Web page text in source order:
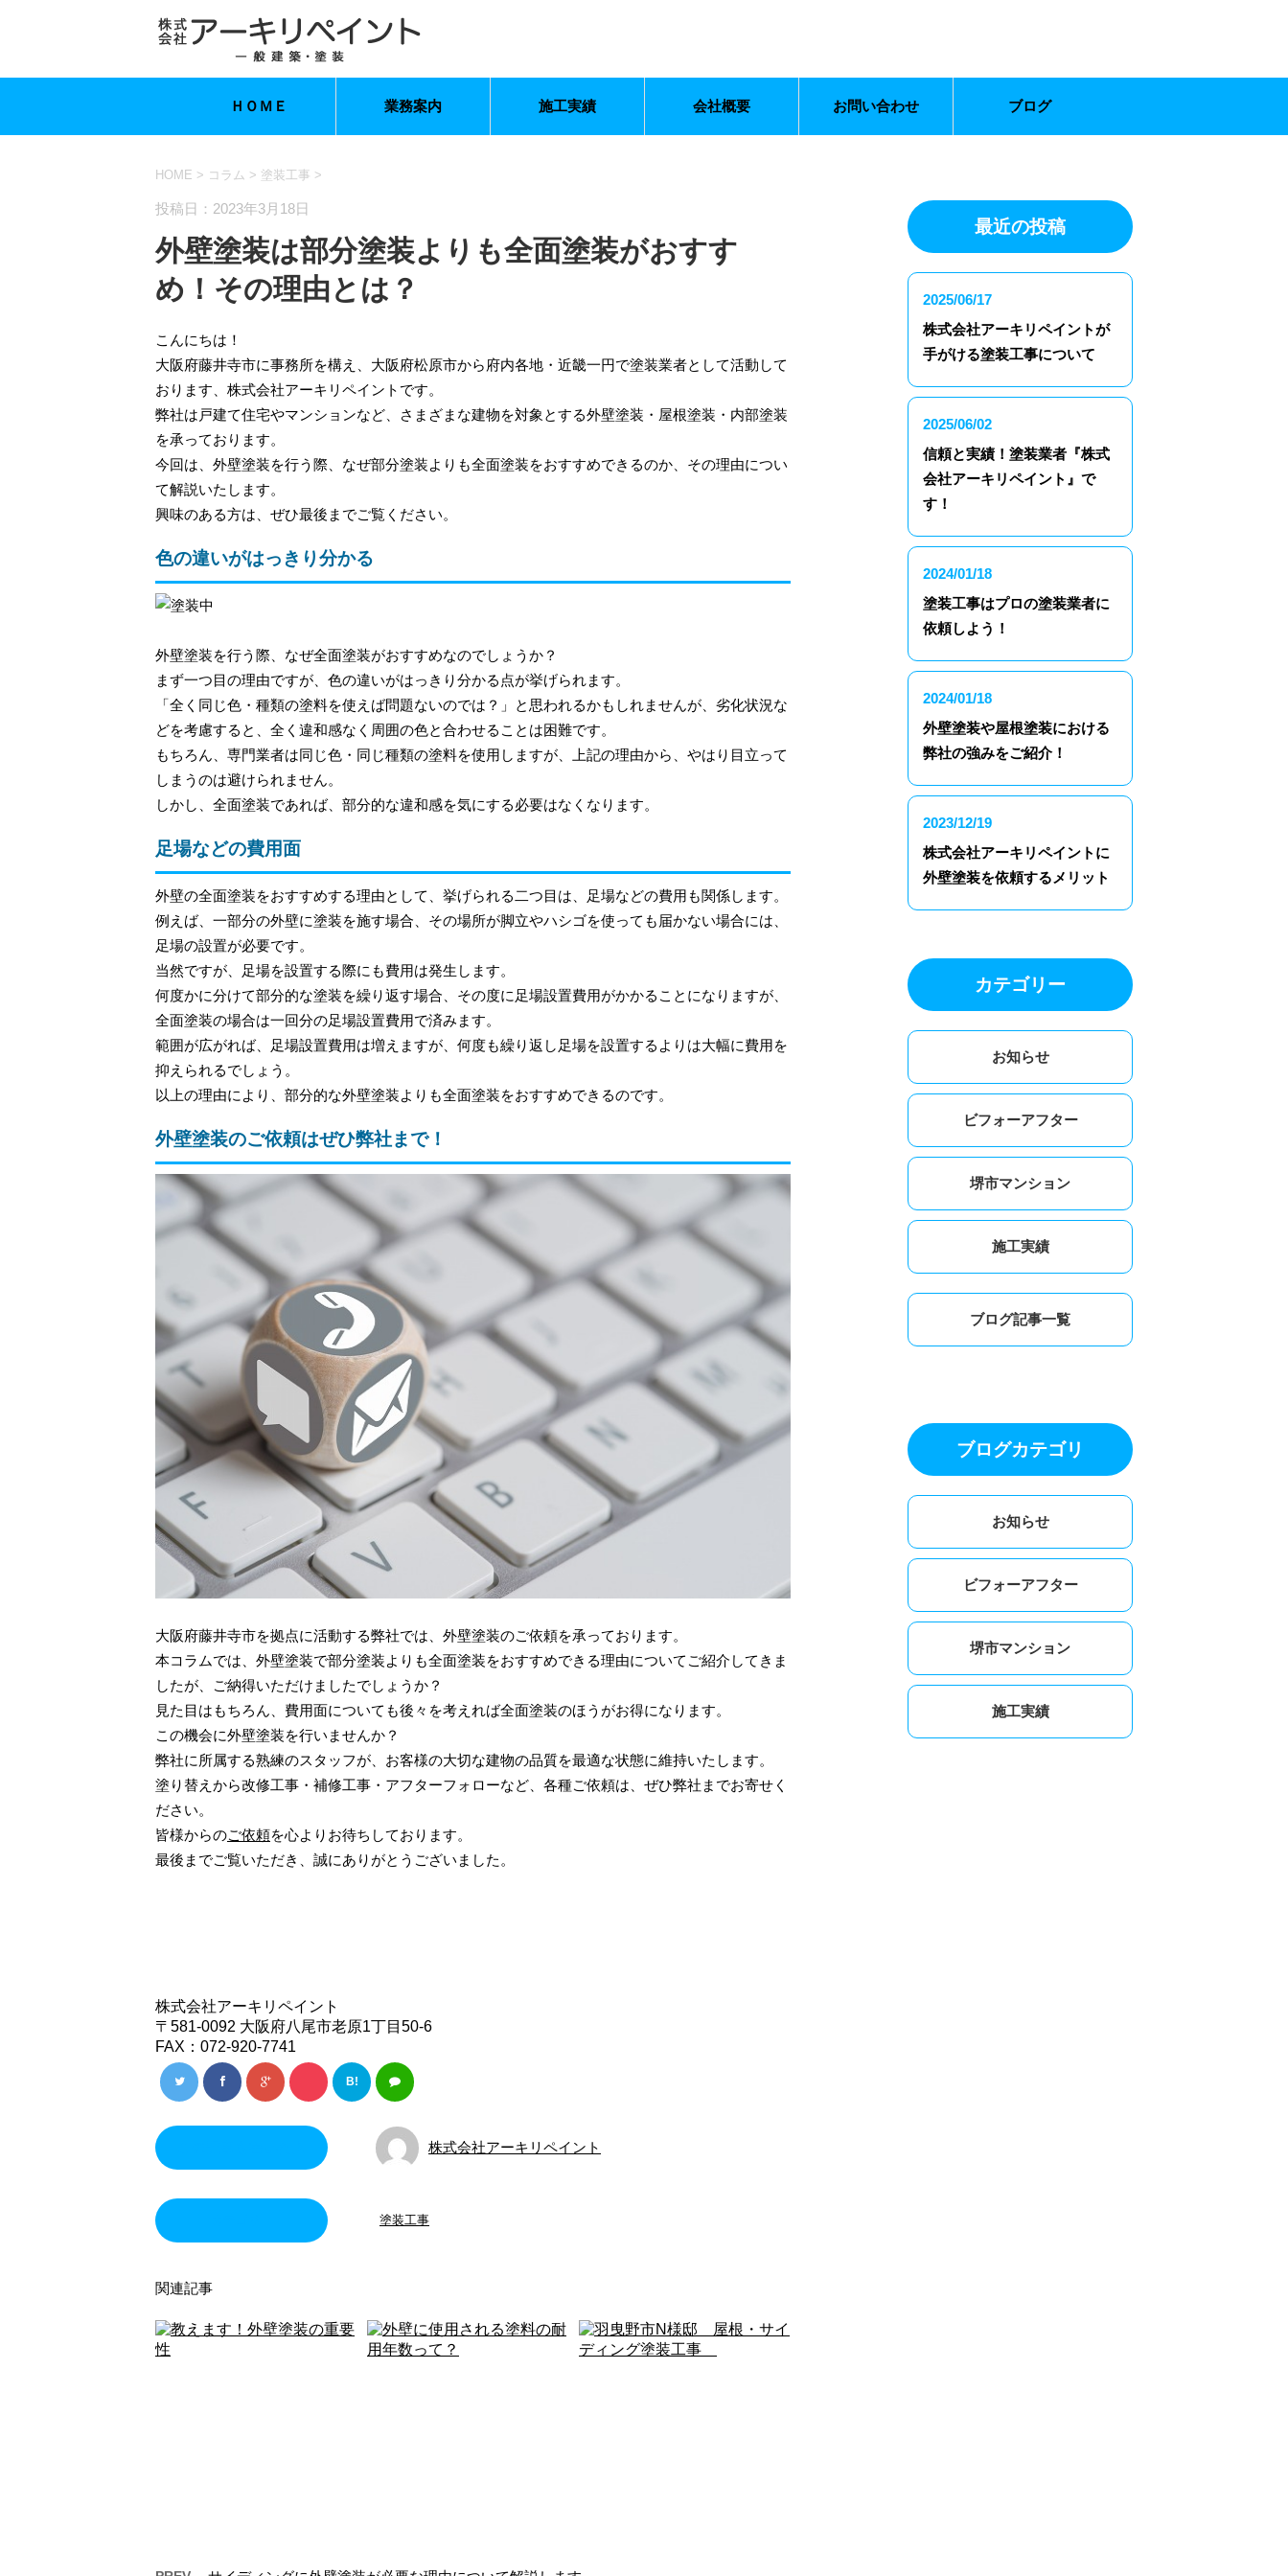
ＨＯＭＥ 業務案内 施工実績 会社概要 お問い合わせ ブログ
HOME > コラム > 塗装工事 >
投稿日：2023年3月18日
外壁塗装は部分塗装よりも全面塗装がおすす
め！その理由とは？
こんにちは！
大阪府藤井寺市に事務所を構え、大阪府松原市から府内各地・近畿一円で塗装業者として活動して
おります、株式会社アーキリペイントです。
弊社は戸建て住宅やマンションなど、さまざまな建物を対象とする外壁塗装・屋根塗装・内部塗装
を承っております。
今回は、外壁塗装を行う際、なぜ部分塗装よりも全面塗装をおすすめできるのか、その理由につい
て解説いたします。
興味のある方は、ぜひ最後までご覧ください。
色の違いがはっきり分かる
外壁塗装を行う際、なぜ全面塗装がおすすめなのでしょうか？
まず一つ目の理由ですが、色の違いがはっきり分かる点が挙げられます。
「全く同じ色・種類の塗料を使えば問題ないのでは？」と思われるかもしれませんが、劣化状況な
どを考慮すると、全く違和感なく周囲の色と合わせることは困難です。
もちろん、専門業者は同じ色・同じ種類の塗料を使用しますが、上記の理由から、やはり目立って
しまうのは避けられません。
しかし、全面塗装であれば、部分的な違和感を気にする必要はなくなります。
足場などの費用面
外壁の全面塗装をおすすめする理由として、挙げられる二つ目は、足場などの費用も関係します。
例えば、一部分の外壁に塗装を施す場合、その場所が脚立やハシゴを使っても届かない場合には、
足場の設置が必要です。
当然ですが、足場を設置する際にも費用は発生します。
何度かに分けて部分的な塗装を繰り返す場合、その度に足場設置費用がかかることになりますが、
全面塗装の場合は一回分の足場設置費用で済みます。
範囲が広がれば、足場設置費用は増えますが、何度も繰り返し足場を設置するよりは大幅に費用を
抑えられるでしょう。
以上の理由により、部分的な外壁塗装よりも全面塗装をおすすめできるのです。
外壁塗装のご依頼はぜひ弊社まで！
大阪府藤井寺市を拠点に活動する弊社では、外壁塗装のご依頼を承っております。
本コラムでは、外壁塗装で部分塗装よりも全面塗装をおすすめできる理由についてご紹介してきま
したが、ご納得いただけましたでしょうか？
見た目はもちろん、費用面についても後々を考えれば全面塗装のほうがお得になります。
この機会に外壁塗装を行いませんか？
弊社に所属する熟練のスタッフが、お客様の大切な建物の品質を最適な状態に維持いたします。
塗り替えから改修工事・補修工事・アフターフォローなど、各種ご依頼は、ぜひ弊社までお寄せく
ださい。
皆様からのご依頼を心よりお待ちしております。
最後までご覧いただき、誠にありがとうございました。
株式会社アーキリペイント
〒581-0092 大阪府八尾市老原1丁目50-6
FAX：072-920-7741
B!
株式会社アーキリペイント
塗装工事
関連記事
最近の投稿
2025/06/17
株式会社アーキリペイントが
手がける塗装工事について
2025/06/02
信頼と実績！塗装業者『株式
会社アーキリペイント』で
す！
2024/01/18
塗装工事はプロの塗装業者に
依頼しよう！
2024/01/18
外壁塗装や屋根塗装における
弊社の強みをご紹介！
2023/12/19
株式会社アーキリペイントに
外壁塗装を依頼するメリット
カテゴリー
お知らせ
ビフォーアフター
堺市マンション
施工実績
ブログ記事一覧
ブログカテゴリ
お知らせ
ビフォーアフター
堺市マンション
施工実績